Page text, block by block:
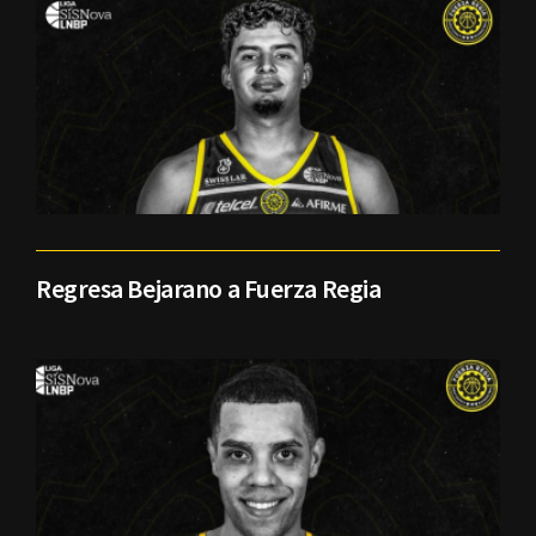
Regresa Bejarano a Fuerza Regia